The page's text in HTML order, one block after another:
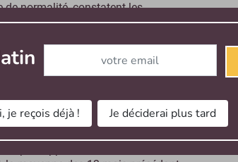
de normalité, constatent les
dans leur bilan annuel...
2022 (-13,2 % vs août 2022)
Abonnez-vous à notre newsletter
je reçois déjà ! Je déciderai plus tard